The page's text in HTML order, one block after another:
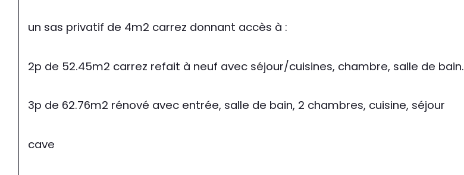
un sas privatif de 4m2 carrez donnant accès à :
2p de 52.45m2 carrez refait à neuf avec séjour/cuisines, chambre, salle de bain.
3p de 62.76m2 rénové avec entrée, salle de bain, 2 chambres, cuisine, séjour
cave